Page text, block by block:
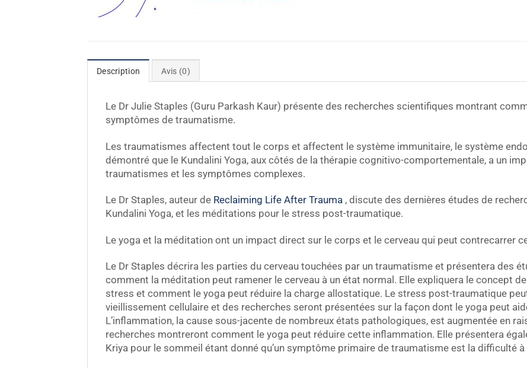
Description Avis (0)
Le Dr Julie Staples (Guru Parkash Kaur) présente des recherches scientifiques montrant
symptômes de traumatisme.
Les traumatismes affectent tout le corps et affectent le système immunitaire, le système
démontré que le Kundalini Yoga, aux côtés de la thérapie cognitivo-comportementale, a un
traumatismes et les symptômes complexes.
Le Dr Staples, auteur de Reclaiming Life After Trauma , discute des dernières études de
Kundalini Yoga, et les méditations pour le stress post-traumatique.
Le yoga et la méditation ont un impact direct sur le corps et le cerveau qui peut contrecarrer
Le Dr Staples décrira les parties du cerveau touchées par un traumatisme et présentera des
comment la méditation peut ramener le cerveau à un état normal. Elle expliquera le concept
stress et comment le yoga peut réduire la charge allostatique. Le stress post-traumatique
vieillissement cellulaire et des recherches seront présentées sur la façon dont le yoga peut
L’inflammation, la cause sous-jacente de nombreux états pathologiques, est augmentée en
recherches montreront comment le yoga peut réduire cette inflammation. Elle présentera
Kriya pour le sommeil étant donné qu’un symptôme primaire de traumatisme est la difficulté à